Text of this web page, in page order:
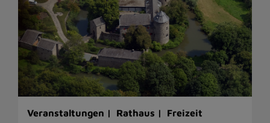
Veranstaltungen | Rathaus | Freizeit